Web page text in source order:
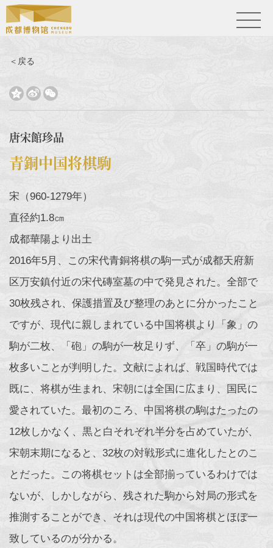
＜戻る
  
唐宋館珍品
青銅中国将棋駒
宋（960-1279年）
直径約1.8㎝
成都華陽より出土
2016年5月、この宋代青銅将棋の駒一式が成都天府新
区万安鎮付近の宋代磚室墓の中で発見された。全部で
30枚残され、保護措置及び整理のあとに分かったこと
ですが、現代に親しまれている中国将棋より「象」の
駒が二枚、「砲」の駒が一枚足りず、「卒」の駒が一
枚多いことが判明した。文献によれば、戦国時代では
既に、将棋が生まれ、宋朝には全国に広まり、国民に
愛されていた。最初のころ、中国将棋の駒はたったの
12枚しかなく、黒と白それぞれ半分を占めていたが、
宋朝末期になると、32枚の対戦形式に進化したとのこ
とだった。この将棋セットは全部揃っているわけでは
ないが、しかしながら、残された駒から対局の形式を
推測することができ、それは現代の中国将棋とほぼ一
致しているのが分かる。